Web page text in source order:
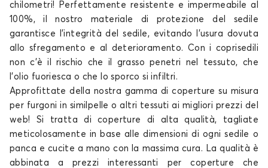
chilometri! Perfettamente resistente e impermeabile al
100%, il nostro materiale di protezione del sedile
garantisce l'integrità del sedile, evitando l'usura dovuta
allo sfregamento e al deterioramento. Con i coprisedili
non c'è il rischio che il grasso penetri nel tessuto, che
l'olio fuoriesca o che lo sporco si infiltri.
Approfittate della nostra gamma di coperture su misura
per furgoni in similpelle o altri tessuti ai migliori prezzi del
web! Si tratta di coperture di alta qualità, tagliate
meticolosamente in base alle dimensioni di ogni sedile o
panca e cucite a mano con la massima cura. La qualità è
abbinata a prezzi interessanti per coperture che